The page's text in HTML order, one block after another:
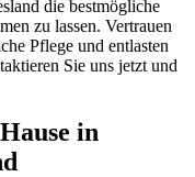
die bestmögliche
zu lassen. Vertrauen
Pflege und entlasten
Sie uns jetzt und
in